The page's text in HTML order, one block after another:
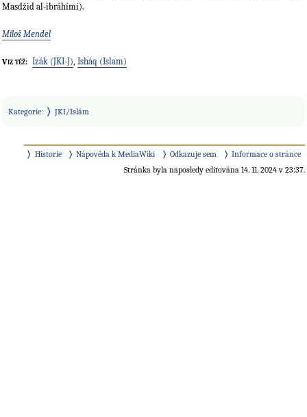
Masdžid al-ibráhímí).
Miloš Mendel
Viz též: Izák (JKI-J), Isháq (Islam)
Kategorie: JKI/Islám
Historie Nápověda k MediaWiki Odkazuje sem
Informace o stránce
Stránka byla naposledy editována 14. 11. 2024 v 23:37.